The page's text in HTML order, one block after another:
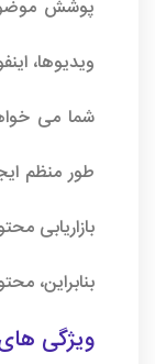
پوشش
ویدیوها،
شما می
طور منظم
بازاریابی
بنابراین،
ویژگی